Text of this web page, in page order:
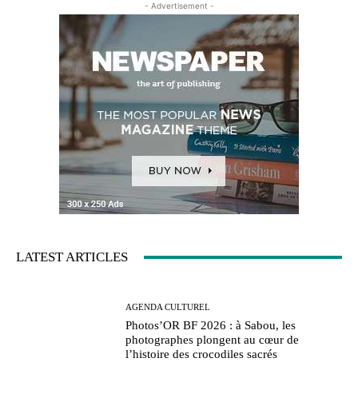
- Advertisement -
LATEST ARTICLES
AGENDA CULTUREL
Photos’OR BF 2026 : à Sabou, les
photographes plongent au cœur de
l’histoire des crocodiles sacrés